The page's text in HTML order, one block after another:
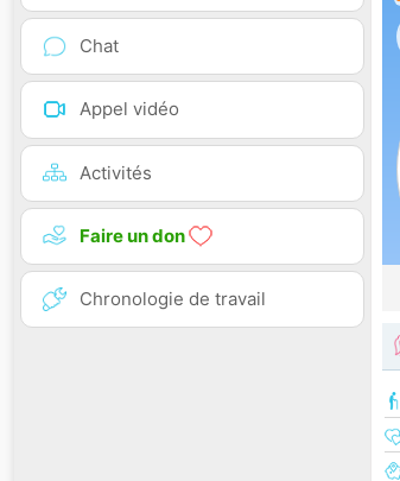
Chat
Appel vidéo
Activités
Faire un don
Chronologie de travail